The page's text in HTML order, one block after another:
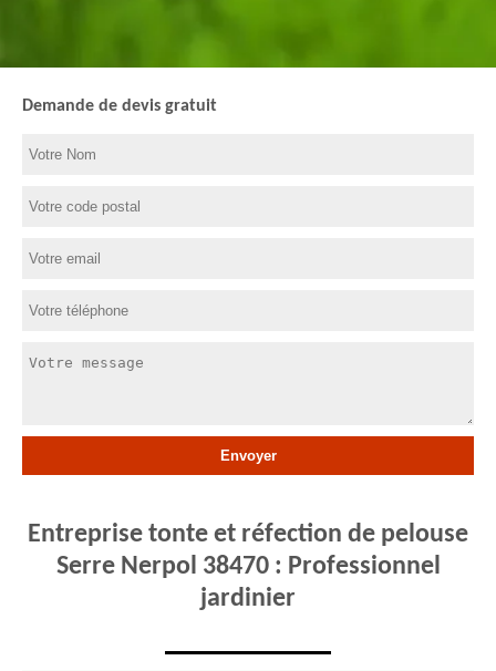
Demande de devis gratuit
Entreprise tonte et réfection de pelouse
Serre Nerpol 38470 : Professionnel
jardinier